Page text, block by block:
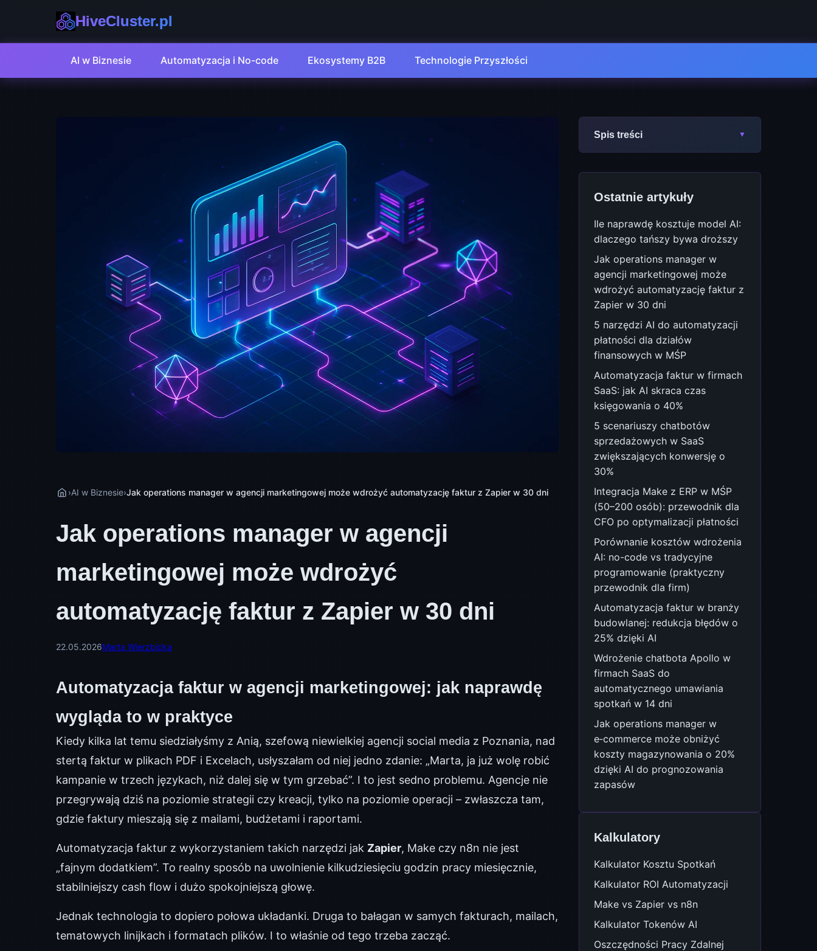
HiveCluster.pl
AI w Biznesie Automatyzacja i No-code Ekosystemy B2B Technologie Przyszłości
›AI w Biznesie›Jak operations manager w agencji marketingowej może wdrożyć automatyzację faktur z Zapier w 30 dni
Jak operations manager w agencji
marketingowej może wdrożyć
automatyzację faktur z Zapier w 30 dni
22.05.2026Marta Wierzbicka
Automatyzacja faktur w agencji marketingowej: jak naprawdę
wygląda to w praktyce
Kiedy kilka lat temu siedziałyśmy z Anią, szefową niewielkiej agencji social media z Poznania, nad
stertą faktur w plikach PDF i Excelach, usłyszałam od niej jedno zdanie: „Marta, ja już wolę robić
kampanie w trzech językach, niż dalej się w tym grzebać”. I to jest sedno problemu. Agencje nie
przegrywają dziś na poziomie strategii czy kreacji, tylko na poziomie operacji – zwłaszcza tam,
gdzie faktury mieszają się z mailami, budżetami i raportami.
Automatyzacja faktur z wykorzystaniem takich narzędzi jak Zapier, Make czy n8n nie jest
„fajnym dodatkiem”. To realny sposób na uwolnienie kilkudziesięciu godzin pracy miesięcznie,
stabilniejszy cash flow i dużo spokojniejszą głowę.
Jednak technologia to dopiero połowa układanki. Druga to bałagan w samych fakturach, mailach,
tematowych linijkach i formatach plików. I to właśnie od tego trzeba zacząć.
Spis treści
Ostatnie artykuły
Ile naprawdę kosztuje model AI:
dlaczego tańszy bywa droższy
Jak operations manager w
agencji marketingowej może
wdrożyć automatyzację faktur z
Zapier w 30 dni
5 narzędzi AI do automatyzacji
płatności dla działów
finansowych w MŚP
Automatyzacja faktur w firmach
SaaS: jak AI skraca czas
księgowania o 40%
5 scenariuszy chatbotów
sprzedażowych w SaaS
zwiększających konwersję o
30%
Integracja Make z ERP w MŚP
(50–200 osób): przewodnik dla
CFO po optymalizacji płatności
Porównanie kosztów wdrożenia
AI: no-code vs tradycyjne
programowanie (praktyczny
przewodnik dla firm)
Automatyzacja faktur w branży
budowlanej: redukcja błędów o
25% dzięki AI
Wdrożenie chatbota Apollo w
firmach SaaS do
automatycznego umawiania
spotkań w 14 dni
Jak operations manager w
e‑commerce może obniżyć
koszty magazynowania o 20%
dzięki AI do prognozowania
zapasów
Kalkulatory
Kalkulator Kosztu Spotkań
Kalkulator ROI Automatyzacji
Make vs Zapier vs n8n
Kalkulator Tokenów AI
Oszczędności Pracy Zdalnej